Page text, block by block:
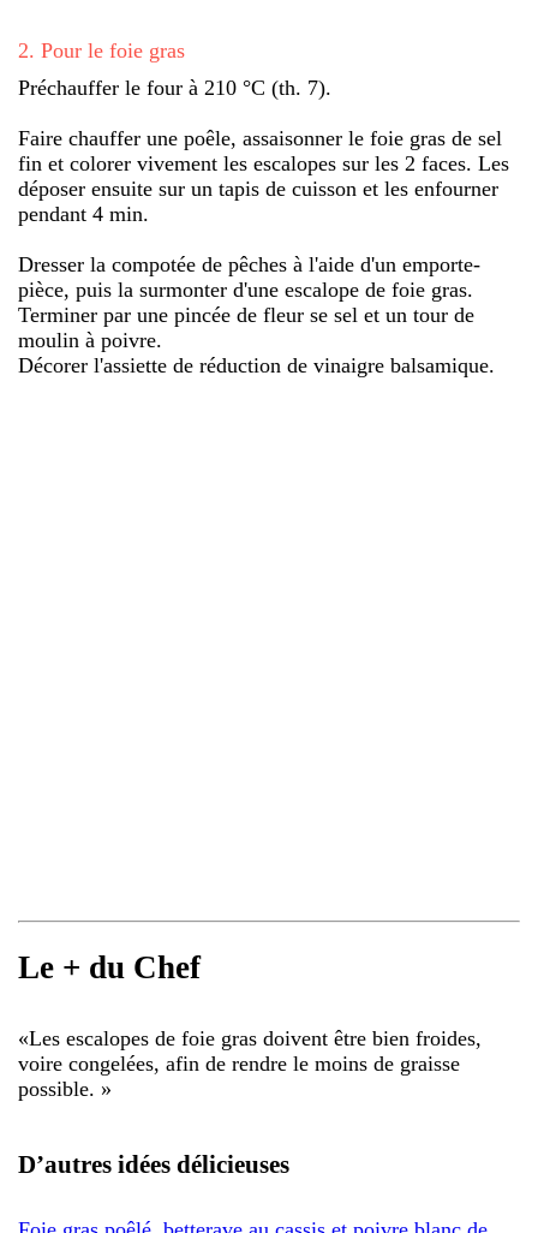
2. Pour le foie gras
Préchauffer le four à 210 °C (th. 7).
Faire chauffer une poêle, assaisonner le foie gras de sel
fin et colorer vivement les escalopes sur les 2 faces. Les
déposer ensuite sur un tapis de cuisson et les enfourner
pendant 4 min.
Dresser la compotée de pêches à l'aide d'un emporte-
pièce, puis la surmonter d'une escalope de foie gras.
Terminer par une pincée de fleur se sel et un tour de
moulin à poivre.
Décorer l'assiette de réduction de vinaigre balsamique.
Le + du Chef
«Les escalopes de foie gras doivent être bien froides,
voire congelées, afin de rendre le moins de graisse
possible. »
D’autres idées délicieuses